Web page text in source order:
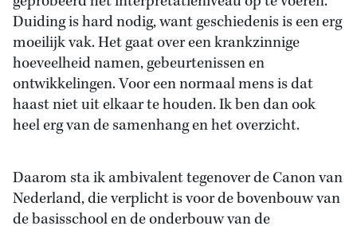
Duiding is hard nodig, want geschiedenis is een erg
moeilijk vak. Het gaat over een krankzinnige
hoeveelheid namen, gebeurtenissen en
ontwikkelingen. Voor een normaal mens is dat
haast niet uit elkaar te houden. Ik ben dan ook
heel erg van de samenhang en het overzicht.
Daarom sta ik ambivalent tegenover de Canon van
Nederland, die verplicht is voor de bovenbouw van
de basisschool en de onderbouw van de